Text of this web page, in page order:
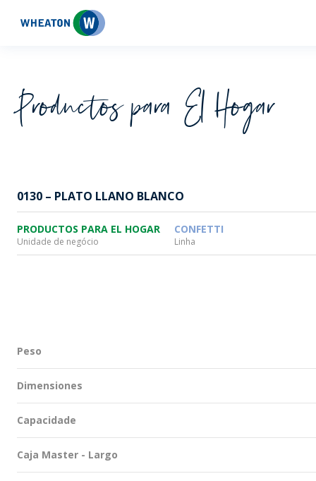
Wheaton
Productos para El Hogar
0130 – PLATO LLANO BLANCO
PRODUCTOS PARA EL HOGAR
Unidade de negócio
CONFETTI
Linha
Peso
Dimensiones
Capacidade
Caja Master - Largo